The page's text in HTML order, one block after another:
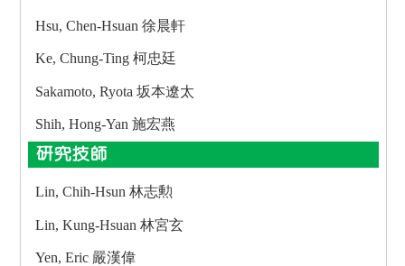
Hsu, Chen-Hsuan 徐晨軒
Ke, Chung-Ting 柯忠廷
Sakamoto, Ryota 坂本遼太
Shih, Hong-Yan 施宏燕
研究技師
Lin, Chih-Hsun 林志勲
Lin, Kung-Hsuan 林宮玄
Yen, Eric 嚴漢偉